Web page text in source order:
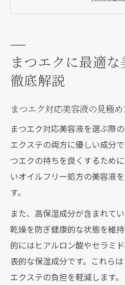
し方
まつエクと相性抜群
コーティング美容液がも
術
まつエクの持ちが変
液活用術
まつエクコーティン
まつエクとコーティ
い分け方
コーティング美容液
方法
まつエクに最適なコ
まつエクに最適
徹底解説
まつエク対応美容液の見極
まつエク対応美容液を選ぶ際
エクステの両方に優しい成分
つエクの持ちを良くするため
いオイルフリー処方の美容液
す。
また、高保湿成分が含まれて
乾燥を防ぎ健康的な状態を維
的にはヒアルロン酸やセラミ
表的な保湿成分です。これら
エクステの負担を軽減します。